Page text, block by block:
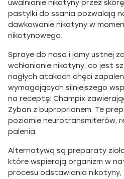
uwalnianie nikotyny przez
pastylki do ssania pozwalają
dawkowanie nikotyny w
nikotynowego.
Spraye do nosa i jamy ustnej
wchłanianie nikotyny, co jest
nagłych atakach chęci
wymagających silniejszego
na receptę: Champix
Zyban z buproprionem. Te
poziomie neurotransmiterów,
palenia.
Alternatywą są preparaty
które wspierają organizm w
procesu odstawiania